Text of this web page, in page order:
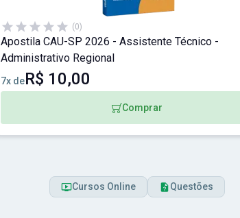
(0)
Apostila CAU-SP 2026 - Assistente Técnico -
Administrativo Regional
7x deR$ 10,00
Comprar
Cursos Online Questões